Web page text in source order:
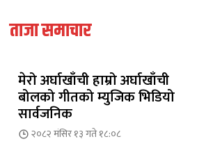
ताजा समाचार
मेरो अर्घाखाँची हाम्रो अर्घाखाँची
बोलको गीतको म्युजिक भिडियो
सार्वजनिक
२०८२ मंसिर १३ गते १८:०८